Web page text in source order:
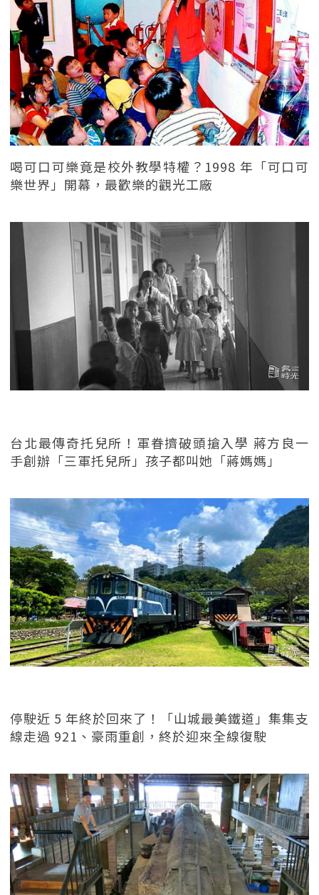
喝可口可樂竟是校外教學特權？1998 年「可口可
樂世界」開幕，最歡樂的觀光工廠
台北最傳奇托兒所！軍眷擠破頭搶入學 蔣方良一
手創辦「三軍托兒所」孩子都叫她「蔣媽媽」
停駛近 5 年終於回來了！「山城最美鐵道」集集支
線走過 921、豪雨重創，終於迎來全線復駛